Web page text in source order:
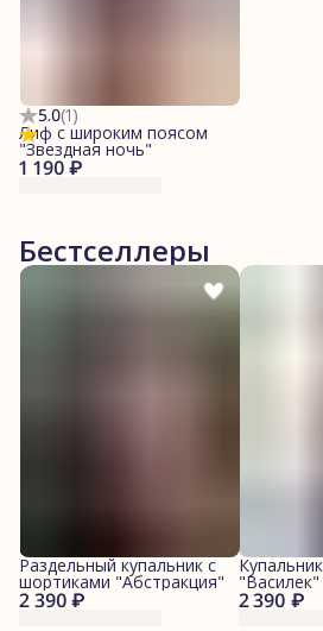
5.0(1)
1 190 ₽
Лиф с широким поясом
"Звездная ночь"
Бестселлеры
2 390 ₽
Раздельный купальник с
шортиками "Абстракция"
2 390 ₽
"Василек"